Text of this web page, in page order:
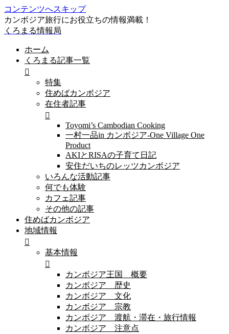
コンテンツへスキップ
カンボジア旅行にお役立ちの情報満載！
くろまる情報局
ホーム
くろまる記事一覧
特集
住めばカンボジア
在住者記事
Toyomi’s Cambodian Cooking
一村一品in カンボジア-One Village One
Product
AKIとRISAの子育て日記
安住だいちのレッツカンボジア
いろんな活動記事
何でも体験
カフェ記事
その他の記事
住めばカンボジア
地域情報
基本情報
カンボジア王国 概要
カンボジア 歴史
カンボジア 文化
カンボジア 宗教
カンボジア 渡航・滞在・旅行情報
カンボジア 注意点